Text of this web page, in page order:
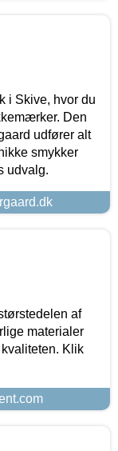
i Skive, hvor du
Den
udfører alt
smykker
udvalg.
af
materialer
Klik